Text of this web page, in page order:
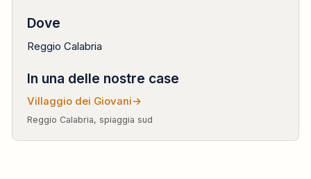
Dove
Reggio Calabria
In una delle nostre case
Villaggio dei Giovani→
Reggio Calabria, spiaggia sud